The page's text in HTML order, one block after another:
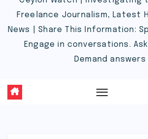
Freelance Journalism, Latest
News | Share This Information:
Engage in conversations.
Demand answers